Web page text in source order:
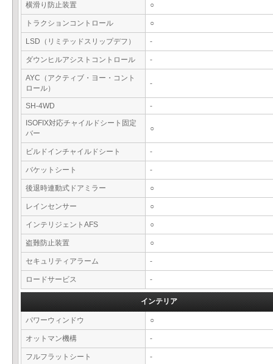
横滑り防止装置 ○
トラクションコントロール ○
LSD（リミテッドスリップデフ） -
ダウンヒルアシストコントロール -
AYC（アクティブ・ヨー・コント
ロール）
-
SH-4WD
-
ISOFIX対応チャイルドシート固定
バー
○
ビルドインチャイルドシート -
バケットシート -
後退時連動式ドアミラー ○
レインセンサー ○
インテリジェントAFS ○
盗難防止装置 ○
セキュリティアラーム -
ロードサービス -
インテリア
パワーウィンドウ ○
オットマン機構 -
フルフラットシート -